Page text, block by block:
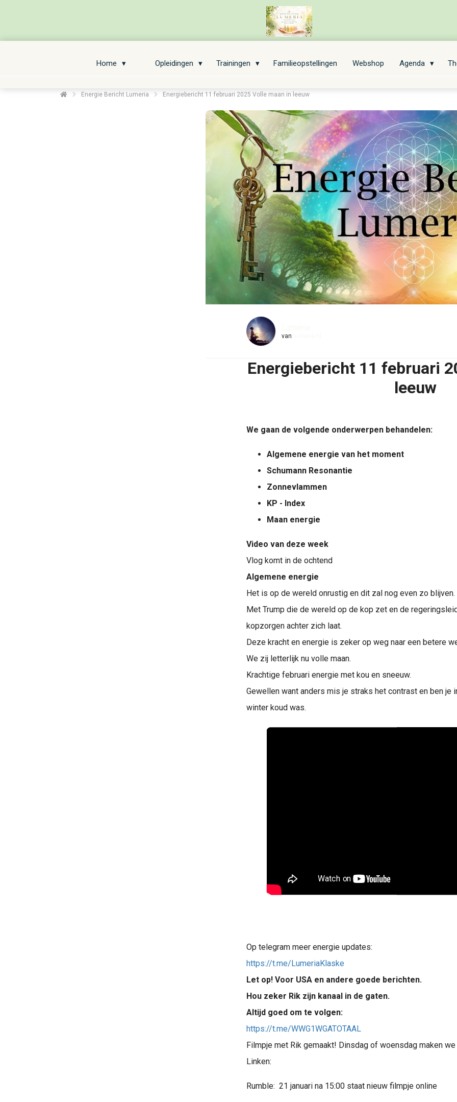
Home Opleidingen Trainingen Familieopstellingen Webshop Agenda
Energie Bericht Lumeria Energiebericht 11 februari 2025 Volle maan in leeuw
van
Energiebericht 11 februari
leeuw
We gaan de volgende onderwerpen behandelen:
Algemene energie van het moment
Schumann Resonantie
Zonnevlammen
KP - Index
Maan energie
Video van deze week
Vlog komt in de ochtend
Algemene energie
Het is op de wereld onrustig en dit zal nog even zo blijven.
Met Trump die de wereld op de kop zet en de
kopzorgen achter zich laat.
Deze kracht en energie is zeker op weg naar een betere
We zij letterlijk nu volle maan.
Krachtige februari energie met kou en sneeuw.
Gewellen want anders mis je straks het contrast en ben je
winter koud was.
Op telegram meer energie updates:
https://t.me/LumeriaKlaske
Let op! Voor USA en andere goede berichten.
Hou zeker Rik zijn kanaal in de gaten.
Altijd goed om te volgen:
https://t.me/WWG1WGATOTAAL
Filmpje met Rik gemaakt! Dinsdag of woensdag maken
Linken:
Rumble: 21 januari na 15:00 staat nieuw filmpje online